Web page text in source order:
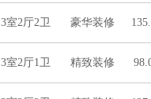
3室2厅2卫 豪华装修
3室2厅1卫 精致装修